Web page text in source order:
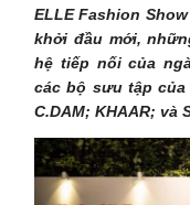
ELLE Fashion
khởi đầu mới,
hệ tiếp nối của
các bộ sưu tập của
C.DAM; KHAAR; và